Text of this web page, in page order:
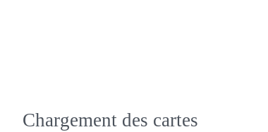
Chargement des cartes